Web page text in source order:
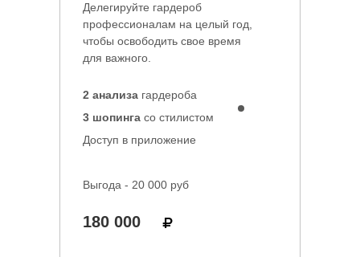
2 анализа гардероба
3 шопинга со стилистом
Доступ в приложение
Выгода - 20 000 руб
Делегируйте гардероб
профессионалам на целый год,
чтобы освободить свое время
для важного.
180 000